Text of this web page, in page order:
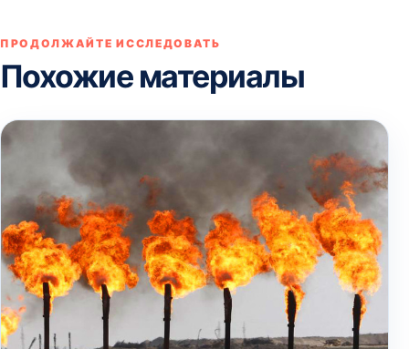
ПРОДОЛЖАЙТЕ ИССЛЕДОВАТЬ
Похожие материалы